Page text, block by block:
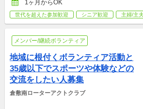
1ヶ月からOK
世代を超えた参加歓迎 シニア歓迎 主婦/主
メンバー/継続ボランティア
地域に根付くボランティア活動と
35歳以下でスポーツや体験などの
交流をしたい人募集
倉敷南ローターアクトクラブ